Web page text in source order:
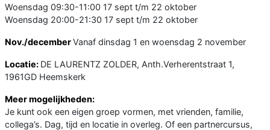
Woensdag 09:30-11:00 17 sept t/m 22 oktober
Woensdag 20:00-21:30 17 sept t/m 22 oktober
Nov./decemberVanaf dinsdag 1 en woensdag 2 november
Locatie: DE LAURENTZ ZOLDER, Anth.Verherentstraat 1,
1961GD Heemskerk
Meer mogelijkheden:
Je kunt ook een eigen groep vormen, met vrienden, familie,
collega’s. Dag, tijd en locatie in overleg. Of een partnercursus,